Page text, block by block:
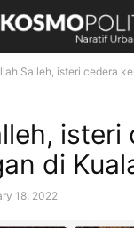
Salleh, isteri cedera
isteri
di
18, 2022